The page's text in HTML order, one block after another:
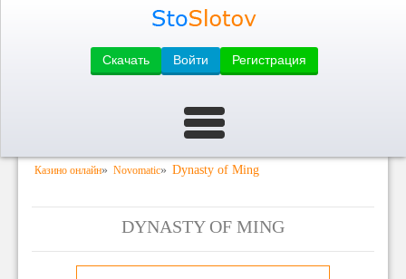
Скачать Войти Регистрация
Казино онлайн» Novomatic» Dynasty of Ming
DYNASTY OF MING